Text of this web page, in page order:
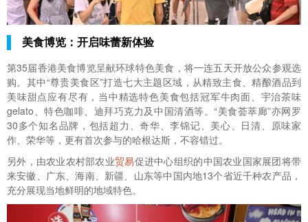
美食博览：开启味蕾新体验
第35届香港美食博览呈献环球特色美食，将一连五天开放公众参观选
购。其中“尊贵美食区”打造七大主题区域，从精致主食、精酿酒品到
美味甜点应有尽有，当中精选特色美食包括冠军牛肉面、宇治茶味
gelato、特色咖啡、迪拜巧克力及中国清酒等。“美食荟萃廊”亦网罗
30多个知名品牌，包括超力、奇华、李锦记、美心、日清、原味家
作、荣华等，更有首次参与的哈根达斯，不容错过。
另外，由农业农村部农业贸易促进中心组织的中国农业国家展团将带
来安徽、广东、海南、新疆、山东等中国内地13个省近千种农产品，
充分展现当地鲜明的地域特色。